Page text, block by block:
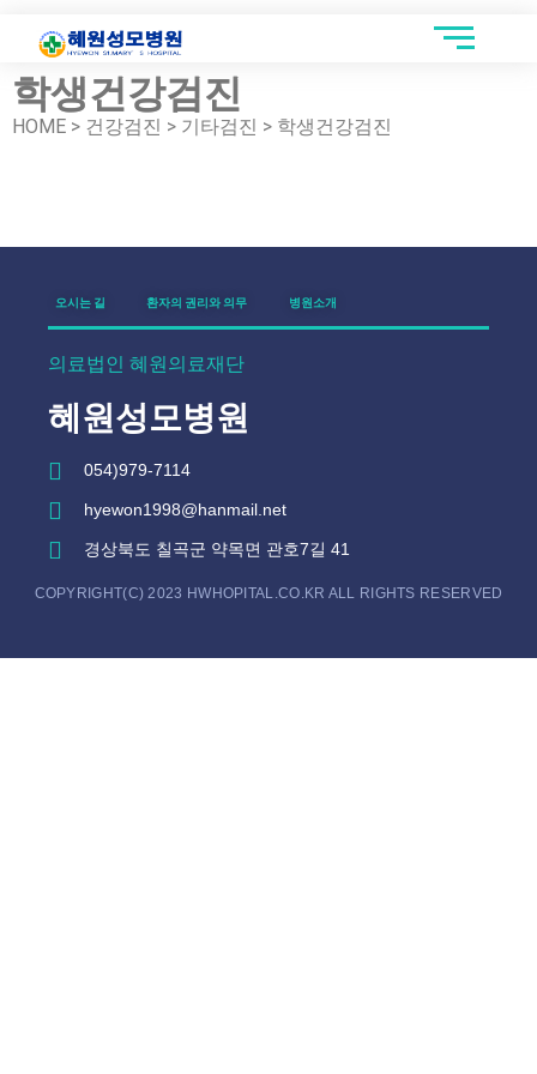
학생건강검진
HOME > 건강검진 > 기타검진 > 학생건강검진
오시는 길 환자의 권리와 의무 병원소개
의료법인 혜원의료재단
혜원성모병원
054)979-7114
hyewon1998@hanmail.net
경상북도 칠곡군 약목면 관호7길 41
COPYRIGHT(C) 2023 HWHOPITAL.CO.KR ALL RIGHTS RESERVED